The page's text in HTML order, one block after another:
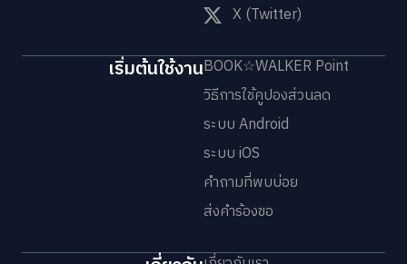
X (Twitter)
เริ่มต้นใช้งานBOOK☆WALKER Point
วิธีการใช้คูปองส่วนลด
ระบบ Android
ระบบ iOS
คำถามที่พบบ่อย
ส่งคำร้องขอ